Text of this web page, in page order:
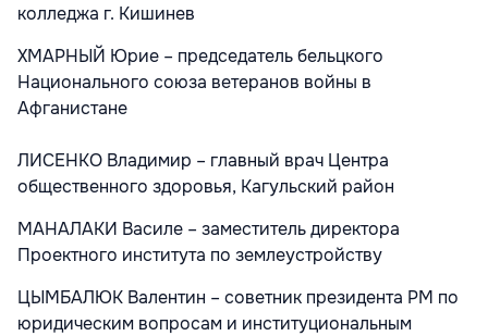
колледжа г. Кишинев
ХМАРНЫЙ Юрие – председатель бельцкого
Национального союза ветеранов войны в
Афганистане
ЛИСЕНКО Владимир – главный врач Центра
общественного здоровья, Кагульский район
МАНАЛАКИ Василе – заместитель директора
Проектного института по землеустройству
ЦЫМБАЛЮК Валентин – советник президента РМ по
юридическим вопросам и институциональным